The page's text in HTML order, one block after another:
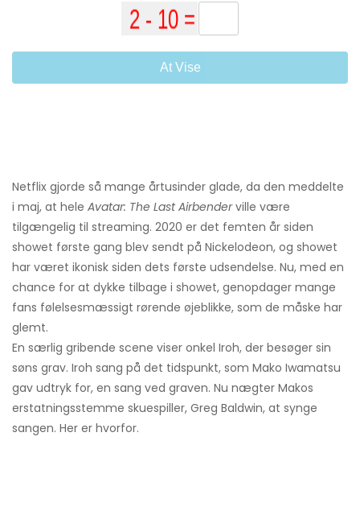
At Vise
Netflix gjorde så mange årtusinder glade, da den meddelte
i maj, at hele Avatar: The Last Airbenderville være
tilgængelig til streaming. 2020 er det femten år siden
showet første gang blev sendt på Nickelodeon, og showet
har været ikonisk siden dets første udsendelse. Nu, med en
chance for at dykke tilbage i showet, genopdager mange
fans følelsesmæssigt rørende øjeblikke, som de måske har
glemt.
En særlig gribende scene viser onkel Iroh, der besøger sin
søns grav. Iroh sang på det tidspunkt, som Mako Iwamatsu
gav udtryk for, en sang ved graven. Nu nægter Makos
erstatningsstemme skuespiller, Greg Baldwin, at synge
sangen. Her er hvorfor.